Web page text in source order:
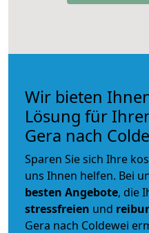
Wir bieten
Lösung für
Gera nach
Sparen Sie sich Ihre
uns Ihnen helfen. Bei
besten Angebote, die
stressfreien und
Gera nach Coldewei